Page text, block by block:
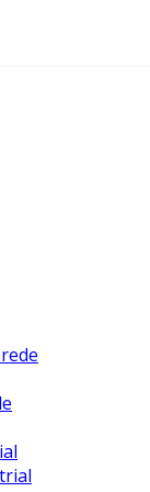
oferecem
a
e
de
parte de